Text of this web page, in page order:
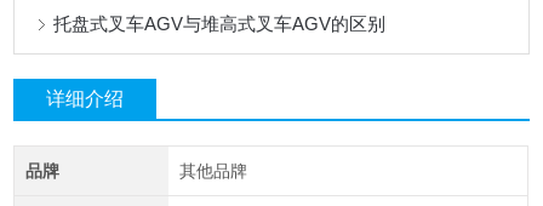
托盘式叉车AGV与堆高式叉车AGV的区别
详细介绍
品牌 其他品牌